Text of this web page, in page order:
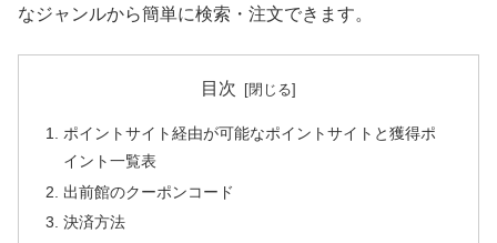
なジャンルから簡単に検索・注文できます。
目次
ポイントサイト経由が可能なポイントサイトと獲得ポ
イント一覧表
出前館のクーポンコード
決済方法